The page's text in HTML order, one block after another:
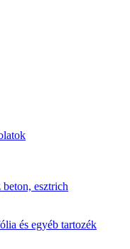
esztrich
és egyéb tartozék